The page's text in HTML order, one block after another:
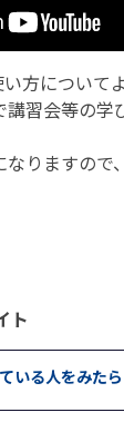
方について
習会等の学
りますので
ト
いる人をみたら